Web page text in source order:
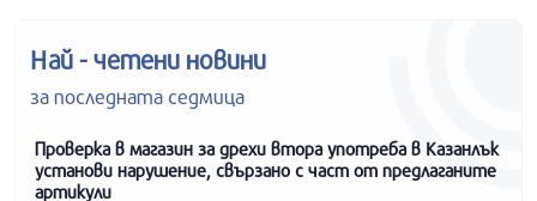
Най - четени новини
за последната седмица
Проверка в магазин за дрехи втора употреба в Казанлък
установи нарушение, свързано с част от предлаганите
артикули